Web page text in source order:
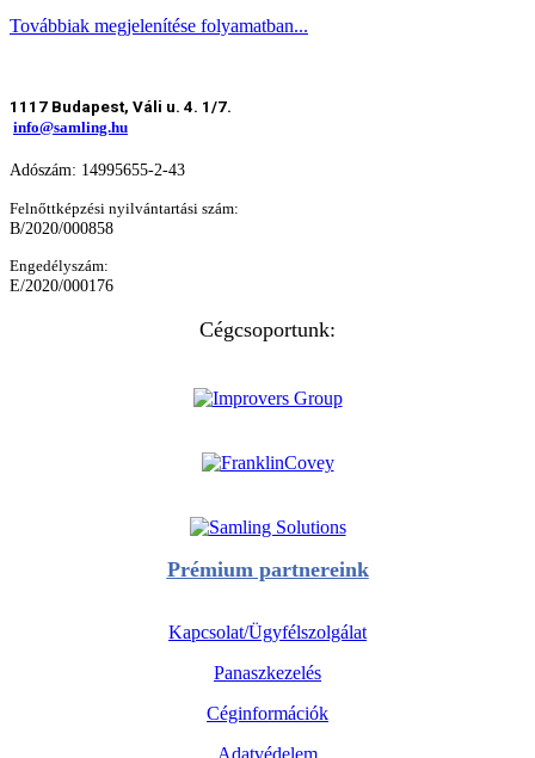
Továbbiak megjelenítése folyamatban...
1117 Budapest, Váli u. 4. 1/7.
info@samling.hu
Adószám: 14995655-2-43
Felnőttképzési nyilvántartási szám:
B/2020/000858
Engedélyszám:
E/2020/000176
Cégcsoportunk:
Prémium partnereink
Kapcsolat/Ügyfélszolgálat
Panaszkezelés
Céginformációk